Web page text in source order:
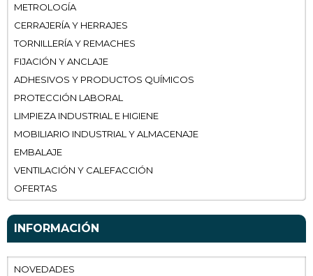
METROLOGÍA
CERRAJERÍA Y HERRAJES
TORNILLERÍA Y REMACHES
FIJACIÓN Y ANCLAJE
ADHESIVOS Y PRODUCTOS QUÍMICOS
PROTECCIÓN LABORAL
LIMPIEZA INDUSTRIAL E HIGIENE
MOBILIARIO INDUSTRIAL Y ALMACENAJE
EMBALAJE
VENTILACIÓN Y CALEFACCIÓN
OFERTAS
INFORMACIÓN
NOVEDADES